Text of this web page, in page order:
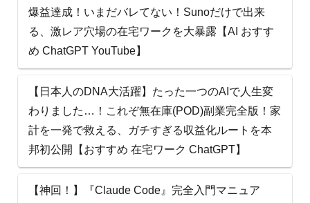
爆益達成！いまだバレてない！Sunoだけで出来
る、激レア穴場の在宅ワークを大暴露【AI おすす
め ChatGPT YouTube】
【日本人のDNA大活躍】たった一つのAIで人生変
わりました…！これぞ無在庫(POD)副業完全版！家
計を一発で救える、ガチすぎる収益化ルートを本
邦初公開【おすすめ 在宅ワーク ChatGPT】
【神回！】『Claude Code』完全入門マニュア